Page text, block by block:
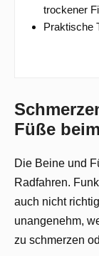
trockener
Praktische
Füße
Die Beine und
Radfahren.
auch nicht
unangenehm,
zu schmerzen